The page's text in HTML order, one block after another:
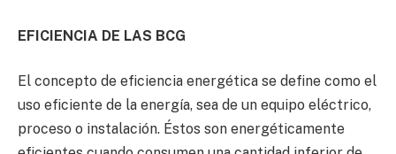
EFICIENCIA DE LAS BCG
El concepto de eficiencia energética se define como el
uso eficiente de la energía, sea de un equipo eléctrico,
proceso o instalación. Éstos son energéticamente